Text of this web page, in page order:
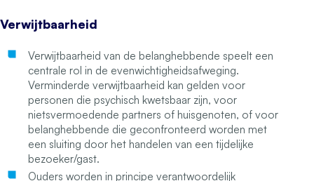
Verwijtbaarheid
Verwijtbaarheid van de belanghebbende speelt een
centrale rol in de evenwichtigheidsafweging.
Verminderde verwijtbaarheid kan gelden voor
personen die psychisch kwetsbaar zijn, voor
nietsvermoedende partners of huisgenoten, of voor
belanghebbende die geconfronteerd worden met
een sluiting door het handelen van een tijdelijke
bezoeker/gast.
Ouders worden in principe verantwoordelijk